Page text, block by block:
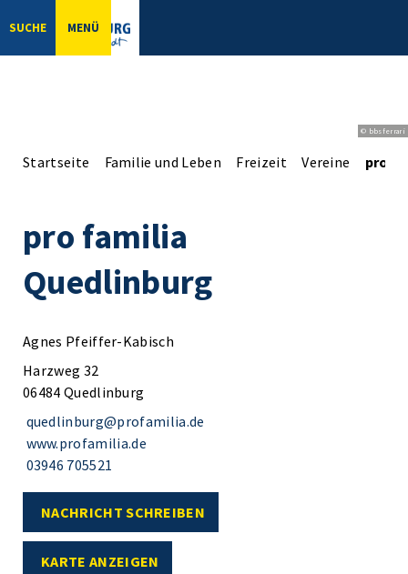
SUCHE MENÜ
© bbsferrari
Startseite Familie und Leben Freizeit Vereine pro
pro familia
Quedlinburg
Agnes Pfeiffer-Kabisch
Harzweg 32
06484 Quedlinburg
quedlinburg@profamilia.de
www.profamilia.de
03946 705521
NACHRICHT SCHREIBEN
KARTE ANZEIGEN